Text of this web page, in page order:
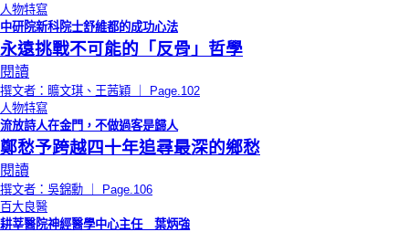
人物特寫
中研院新科院士舒維都的成功心法
永遠挑戰不可能的「反骨」哲學
閱讀
撰文者：曠文琪、王茜穎 ｜ Page.102
人物特寫
流放詩人在金門，不做過客是歸人
鄭愁予跨越四十年追尋最深的鄉愁
閱讀
撰文者：吳錦勳 ｜ Page.106
百大良醫
耕莘醫院神經醫學中心主任 葉炳強